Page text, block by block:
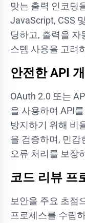
맞는 출력 인코딩
JavaScript, CSS
딩하고, 출력을
스템 사용을 고려
안전한 API
OAuth 2.0 또는
을 사용하여 API
방지하기 위해 비
을 검증하며, 민감
오류 처리를 보장
코드 리뷰 프
보안을 주요 초점
프로세스를 수립